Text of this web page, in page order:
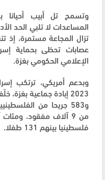
وتسمح تل أبيب
المساعدات لا تلبي الحد
تزال المجاعة مستمرة،
عصابات تحظى بحماية
الإعلامي الحكومي بغزة.
و583 جريحا من
فلسطينيا بينهم 131 طفلا.